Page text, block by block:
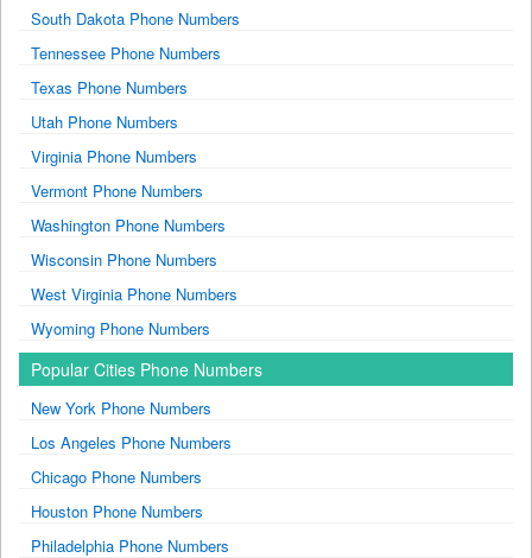
South Dakota Phone Numbers
Tennessee Phone Numbers
Texas Phone Numbers
Utah Phone Numbers
Virginia Phone Numbers
Vermont Phone Numbers
Washington Phone Numbers
Wisconsin Phone Numbers
West Virginia Phone Numbers
Wyoming Phone Numbers
Popular Cities Phone Numbers
New York Phone Numbers
Los Angeles Phone Numbers
Chicago Phone Numbers
Houston Phone Numbers
Philadelphia Phone Numbers